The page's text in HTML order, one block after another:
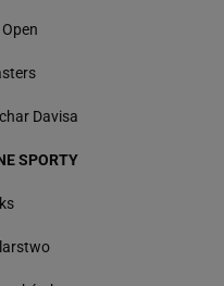
Open
Davisa
SPORTY